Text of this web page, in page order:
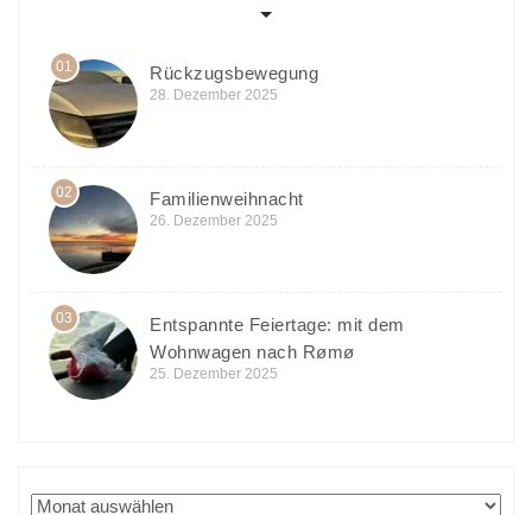
01 Rückzugsbewegung
28. Dezember 2025
02 Familienweihnacht
26. Dezember 2025
03
Entspannte Feiertage: mit dem
Wohnwagen nach Rømø
25. Dezember 2025
Archiv